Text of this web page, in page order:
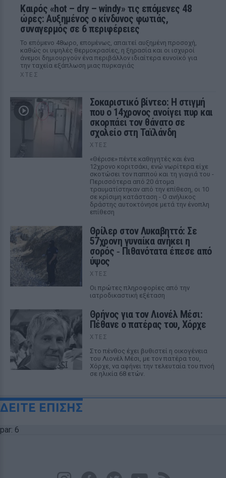
Καιρός «hot – dry – windy» τις επόμενες 48
ώρες: Αυξημένος ο κίνδυνος φωτιάς,
συναγερμός σε 6 περιφέρειες
Το επόμενο 48ωρο, επομένως, απαιτεί αυξημένη προσοχή,
καθώς οι υψηλές θερμοκρασίες, η ξηρασία και οι ισχυροί
άνεμοι δημιουργούν ένα περιβάλλον ιδιαίτερα ευνοϊκό για
την ταχεία εξάπλωση μιας πυρκαγιάς
ΧΤΕΣ
Σοκαριστικό βίντεο: Η στιγμή
που ο 14χρονος ανοίγει πυρ και
σκορπάει τον θάνατο σε
σχολείο στη Ταϊλάνδη
ΧΤΕΣ
«Θέρισε» πέντε καθηγητές και ένα
12χρονο κοριτσάκι, ενώ νωρίτερα είχε
σκοτώσει τον παππού και τη γιαγιά του -
Περισσότερα από 20 άτομα
τραυματίστηκαν από την επίθεση, οι 10
σε κρίσιμη κατάσταση - Ο ανήλικος
δράστης αυτοκτόνησε μετά την ένοπλη
επίθεση
Θρίλερ στον Λυκαβηττό: Σε
57χρονη γυναίκα ανήκει η
σορός ‑ Πιθανότατα έπεσε από
ύψος
ΧΤΕΣ
Οι πρώτες πληροφορίες από την
ιατροδικαστική εξέταση
Θρήνος για τον Λιονέλ Μέσι:
Πέθανε ο πατέρας του, Χόρχε
ΧΤΕΣ
Στο πένθος έχει βυθιστεί η οικογένεια
του Λιονέλ Μέσι, με τον πατέρα του,
Χόρχε, να αφήνει την τελευταία του πνοή
σε ηλικία 68 ετών.
ΔΕΙΤΕ ΕΠΙΣΗΣ
par: 6